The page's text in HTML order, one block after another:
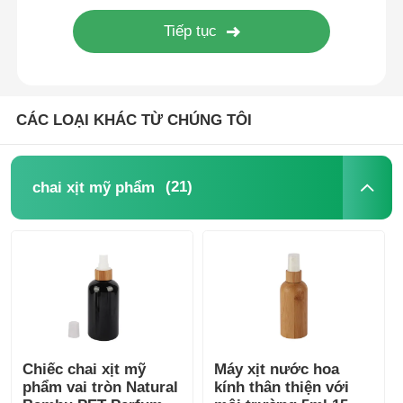
chai cuộn mỹ phẩm
Máy nhỏ giọt mỹ phẩm
bơm kem dưỡng da vít
Máy bơm khóa trái phải
Clip Lock Lotion Pump
CÁC LOẠI KHÁC TỪ CHÚNG TÔI
chai xịt mỹ phẩm (21)
Chiếc chai xịt mỹ
phẩm vai tròn Natural
Máy xịt nước hoa
kính thân thiện với